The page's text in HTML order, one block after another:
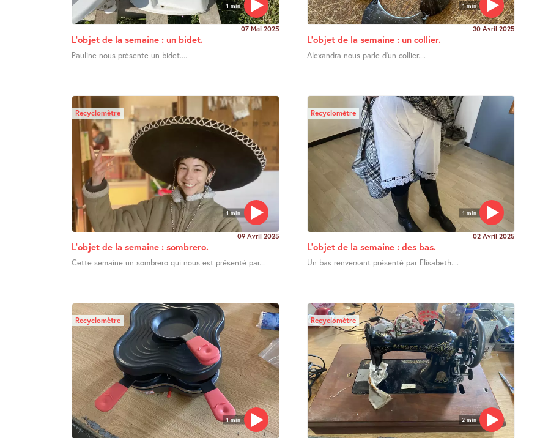
1 min
07 Mai 2025
L’objet de la semaine : un bidet.
Pauline nous présente un bidet....
1 min
30 Avril 2025
L’objet de la semaine : un collier.
Alexandra nous parle d’un collier....
1 min
Recyclomètre
09 Avril 2025
L’objet de la semaine : sombrero.
Cette semaine un sombrero qui nous est présenté par...
1 min
Recyclomètre
02 Avril 2025
L’objet de la semaine : des bas.
Un bas renversant présenté par Elisabeth....
1 min
Recyclomètre
2 min
Recyclomètre